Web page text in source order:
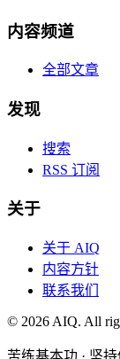
内容频道
全部文章
发现
搜索
RSS 订阅
关于
关于 AIQ
内容方针
联系我们
© 2026 AIQ. All